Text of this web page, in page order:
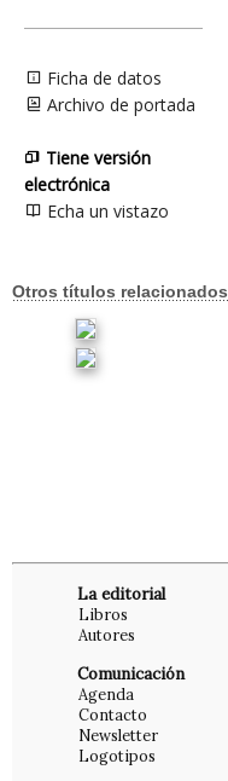
Ficha de datos
Archivo de portada
Tiene versión
electrónica
Echa un vistazo
Otros títulos relacionados
La editorial
Libros
Autores
Comunicación
Agenda
Contacto
Newsletter
Logotipos